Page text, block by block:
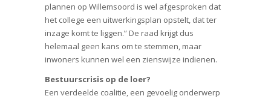
plannen op Willemsoord is wel afgesproken dat
het college een uitwerkingsplan opstelt, dat ter
inzage komt te liggen.” De raad krijgt dus
helemaal geen kans om te stemmen, maar
inwoners kunnen wel een zienswijze indienen.
Bestuurscrisis op de loer?
Een verdeelde coalitie, een gevoelig onderwerp